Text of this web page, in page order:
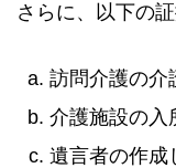
さらに、以下の
訪問介護の介
介護施設の入
遺言者の作成